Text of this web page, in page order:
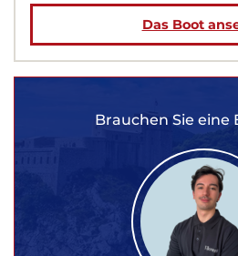
Das Boot
Brauchen Sie eine